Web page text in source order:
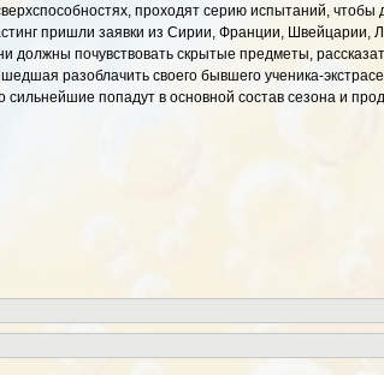
проходят серию испытаний, чтобы
пришли заявки из Сирии, Франции, Швейцарии,
почувствовать скрытые предметы,
разоблачить своего бывшего ученика-
попадут в основной состав сезона и